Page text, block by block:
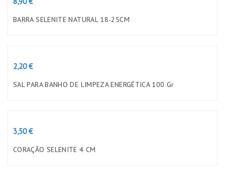
BARRA SELENITE NATURAL 18-25CM
Preço
2,20 €
SAL PARA BANHO DE LIMPEZA ENERGÉTICA 100 Gr
Preço
3,50 €
CORAÇÃO SELENITE 4 CM